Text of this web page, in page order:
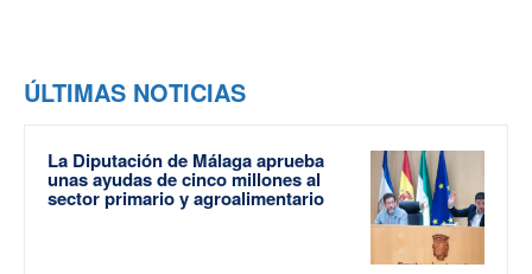
ÚLTIMAS NOTICIAS
La Diputación de Málaga aprueba
unas ayudas de cinco millones al
sector primario y agroalimentario